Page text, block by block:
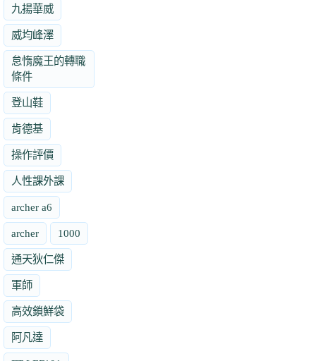
九揚華威
威均峰澤
怠惰魔王的轉職
條件
登山鞋
肯德基
操作評價
人性課外課
archer a6
archer 1000
通天狄仁傑
軍師
高效鎖鮮袋
阿凡達